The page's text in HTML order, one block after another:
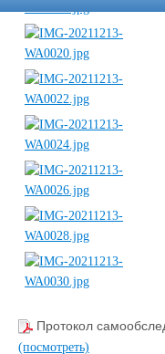
Протокол
(посмотреть)